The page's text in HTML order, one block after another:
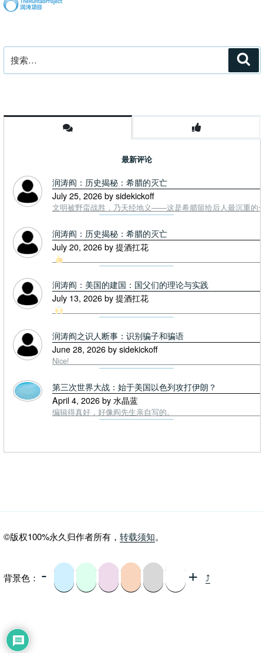
索：
最新评论
润涛阎：历史揭秘：希腊的灭亡
July 25, 2026 by sidekickoff
文明被野蛮战胜，乃天经地义——这是希腊留给后人最沉重的
润涛阎：历史揭秘：希腊的灭亡
July 20, 2026 by 提酒扛花
润涛阎：美国的建国：国父们的理论与实践
July 13, 2026 by 提酒扛花
润涛阎之识人断事：识别骗子和骗语
June 28, 2026 by sidekickoff
Nice!
第三次世界大战：始于美国以色列攻打伊朗？
April 4, 2026 by 水晶蓝
编辑得真好，好像阎先生亲自写的。
©版权100%永久归作者所有， 转载须知。
背景色： - + ⤴